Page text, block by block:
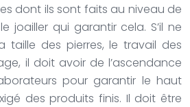
dont ils sont faits au niveau de
joailler qui garantir cela. S’il ne
taille des pierres, le travail des
il doit avoir de l’ascendance
pour garantir le haut
des produits finis. Il doit être